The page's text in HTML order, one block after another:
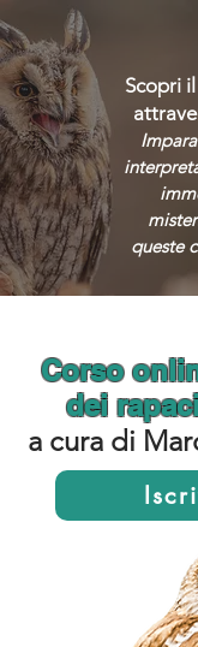
Scopri
queste
Corso
dei
a cura di